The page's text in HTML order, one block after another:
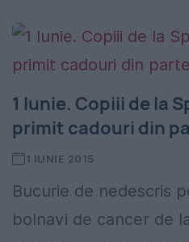
1 Iunie. Copiii de la
primit cadouri din
1 IUNIE 2015
Bucurie de nedescris
bolnavi de cancer de